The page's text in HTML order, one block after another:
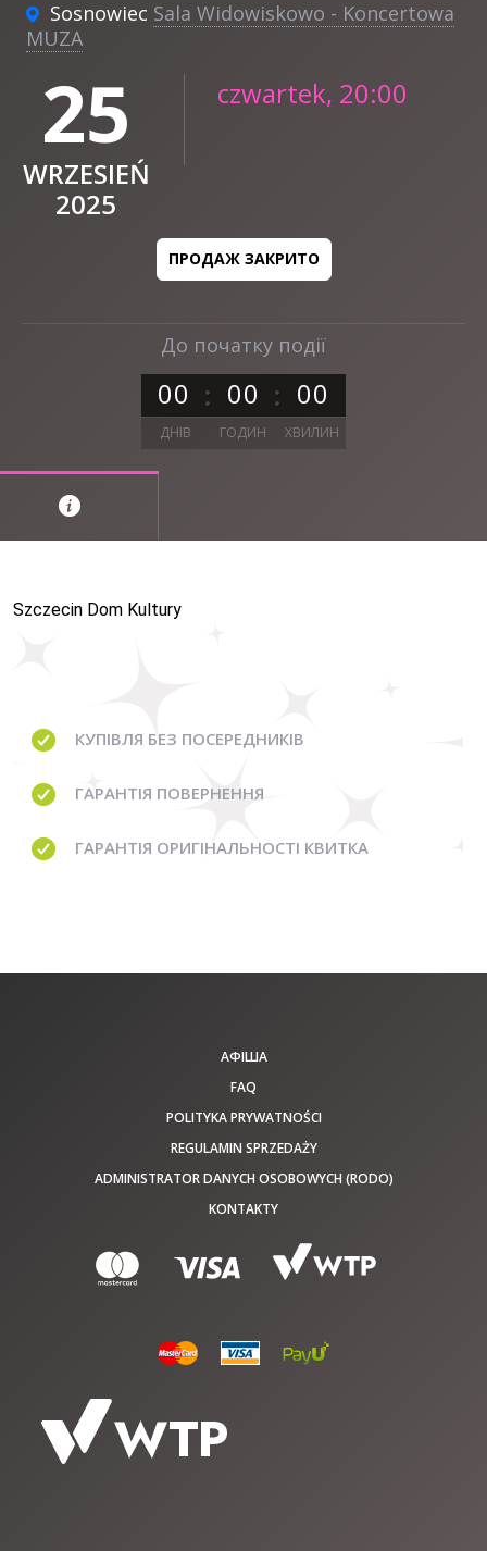
До початку події
00 00 00
ДНІВ ГОДИН ХВИЛИН
Sosnowiec Sala Widowiskowo - Koncertowa
MUZA
25
WRZESIEŃ
2025
czwartek, 20:00
ПРОДАЖ ЗАКРИТО
Szczecin Dom Kultury
КУПІВЛЯ БЕЗ ПОСЕРЕДНИКІВ
ГАРАНТІЯ ПОВЕРНЕННЯ
ГАРАНТІЯ ОРИГІНАЛЬНОСТІ КВИТКА
АФІША
FAQ
POLITYKA PRYWATNOŚCI
REGULAMIN SPRZEDAŻY
ADMINISTRATOR DANYCH OSOBOWYCH (RODO)
KONTAKTY